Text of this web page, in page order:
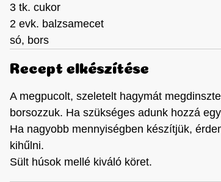
3 tk. cukor
2 evk. balzsamecet
só, bors
Recept elkészítése
A megpucolt, szeletelt hagymát
borsozzuk. Ha szükséges adunk hozzá
Ha nagyobb mennyiségben készítjük,
kihűlni.
Sült húsok mellé kiváló köret.